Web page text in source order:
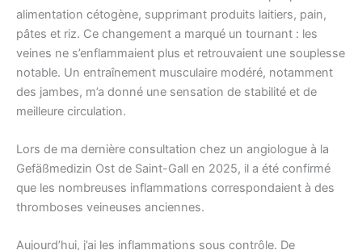
alimentation cétogène, supprimant produits laitiers, pain,
pâtes et riz. Ce changement a marqué un tournant : les
veines ne s’enflammaient plus et retrouvaient une souplesse
notable. Un entraînement musculaire modéré, notamment
des jambes, m’a donné une sensation de stabilité et de
meilleure circulation.
Lors de ma dernière consultation chez un angiologue à la
Gefäßmedizin Ost de Saint-Gall en 2025, il a été confirmé
que les nombreuses inflammations correspondaient à des
thromboses veineuses anciennes.
Aujourd’hui, j’ai les inflammations sous contrôle. De